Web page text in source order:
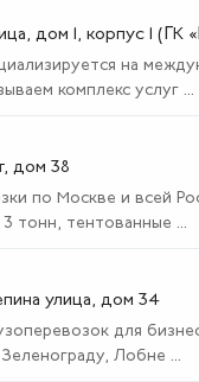
дом 1, корпус 1 (ГК
на
комплекс услуг ...
дом 38
по Москве и всей
тонн, тентованные ...
улица, дом 34
для
Лобне ...